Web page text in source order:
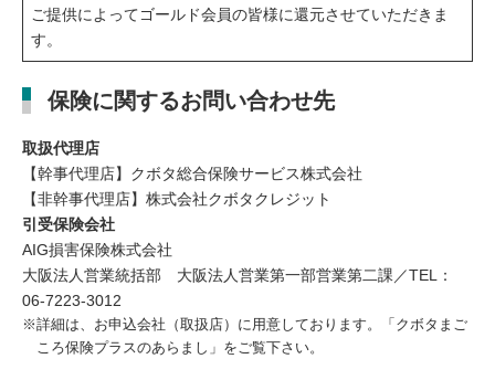
ご提供によってゴールド会員の皆様に還元させていただきま
す。
保険に関するお問い合わせ先
取扱代理店
【幹事代理店】クボタ総合保険サービス株式会社
【非幹事代理店】株式会社クボタクレジット
引受保険会社
AIG損害保険株式会社
大阪法人営業統括部 大阪法人営業第一部営業第二課／TEL：
06-7223-3012
※詳細は、お申込会社（取扱店）に用意しております。「クボタまご
ころ保険プラスのあらまし」をご覧下さい。